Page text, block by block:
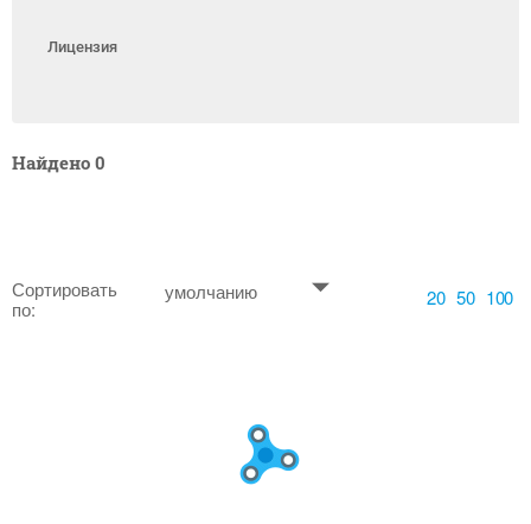
Лицензия
Найдено 0
Сортировать
по:
умолчанию 20 50 100